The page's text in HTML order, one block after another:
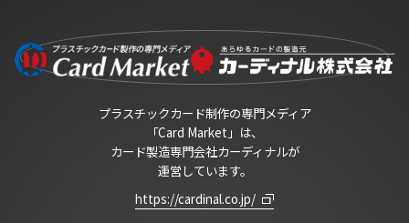
プラスチックカード制作の専門メディア
「Card Market」は、
カード製造専門会社カーディナルが
運営しています。
https://cardinal.co.jp/